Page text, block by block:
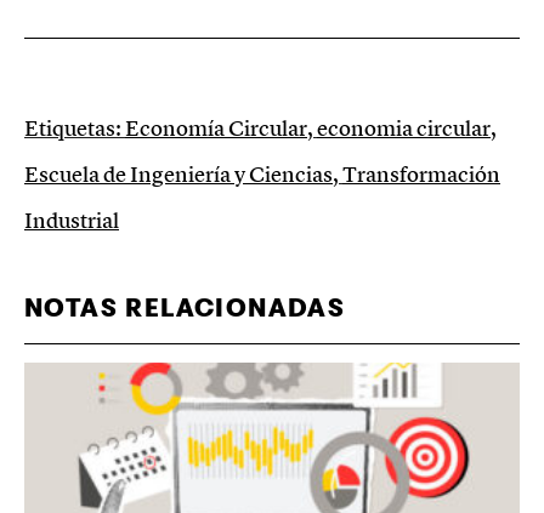
Etiquetas:Economía Circular,economia circular,
Escuela de Ingeniería y Ciencias,Transformación
Industrial
NOTAS RELACIONADAS